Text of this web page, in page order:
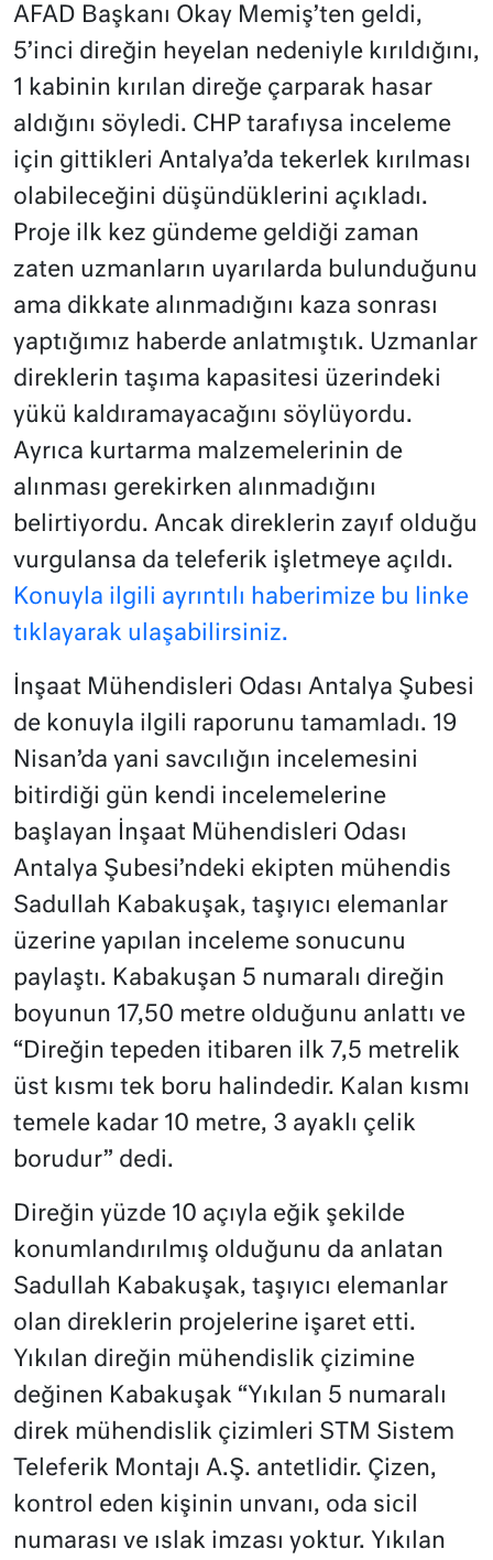
AFAD Başkanı Okay Memiş’ten geldi,
5’inci direğin heyelan nedeniyle kırıldığını,
1 kabinin kırılan direğe çarparak hasar
aldığını söyledi. CHP tarafıysa inceleme
için gittikleri Antalya’da tekerlek kırılması
olabileceğini düşündüklerini açıkladı.
Proje ilk kez gündeme geldiği zaman
zaten uzmanların uyarılarda bulunduğunu
ama dikkate alınmadığını kaza sonrası
yaptığımız haberde anlatmıştık. Uzmanlar
direklerin taşıma kapasitesi üzerindeki
yükü kaldıramayacağını söylüyordu.
Ayrıca kurtarma malzemelerinin de
alınması gerekirken alınmadığını
belirtiyordu. Ancak direklerin zayıf olduğu
vurgulansa da teleferik işletmeye açıldı.
Konuyla ilgili ayrıntılı haberimize bu linke
tıklayarak ulaşabilirsiniz.
İnşaat Mühendisleri Odası Antalya Şubesi
de konuyla ilgili raporunu tamamladı. 19
Nisan’da yani savcılığın incelemesini
bitirdiği gün kendi incelemelerine
başlayan İnşaat Mühendisleri Odası
Antalya Şubesi’ndeki ekipten mühendis
Sadullah Kabakuşak, taşıyıcı elemanlar
üzerine yapılan inceleme sonucunu
paylaştı. Kabakuşan 5 numaralı direğin
boyunun 17,50 metre olduğunu anlattı ve
“Direğin tepeden itibaren ilk 7,5 metrelik
üst kısmı tek boru halindedir. Kalan kısmı
temele kadar 10 metre, 3 ayaklı çelik
borudur” dedi.
Direğin yüzde 10 açıyla eğik şekilde
konumlandırılmış olduğunu da anlatan
Sadullah Kabakuşak, taşıyıcı elemanlar
olan direklerin projelerine işaret etti.
Yıkılan direğin mühendislik çizimine
değinen Kabakuşak “Yıkılan 5 numaralı
direk mühendislik çizimleri STM Sistem
Teleferik Montajı A.Ş. antetlidir. Çizen,
kontrol eden kişinin unvanı, oda sicil
numarası ve ıslak imzası yoktur. Yıkılan